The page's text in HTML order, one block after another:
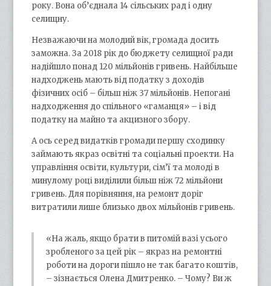
року. Вона об’єднала 14 сільських рад і одну
селищну.
Незважаючи на молодий вік, громада досить
заможна. За 2018 рік до бюджету селищної ради
надійшло понад 120 мільйонів гривень. Найбільше
надходжень мають від податку з доходів
фізичних осіб – більш ніж 37 мільйонів. Непогані
надходження до спільного «гаманця» – і від
податку на майно та акцизного збору.
А ось серед видатків громади першу сходинку
займають якраз освітні та соціальні проекти. На
управління освіти, культури, сім’ї та молоді в
минулому році виділили більш ніж 72 мільйони
гривень. Для порівняння, на ремонт доріг
витратили лише близько двох мільйонів гривень.
«На жаль, якщо брати в питомій вазі усього
зробленого за цей рік – ­якраз на ремонтні
роботи на дороги пішло не так багато коштів,
– зізнається Олена Дмитренко. – Чому? Ви ж